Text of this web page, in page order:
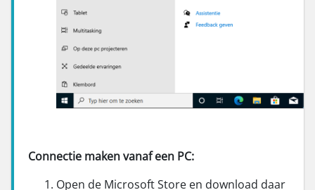
Connectie maken vanaf een PC:
Open de Microsoft Store en download daar